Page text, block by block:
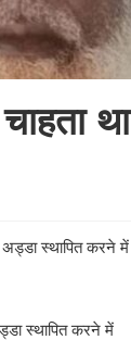
था
स्थापित करने में
स्थापित करने में